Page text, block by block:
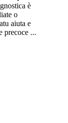
è
o
aiuta e
precoce ...